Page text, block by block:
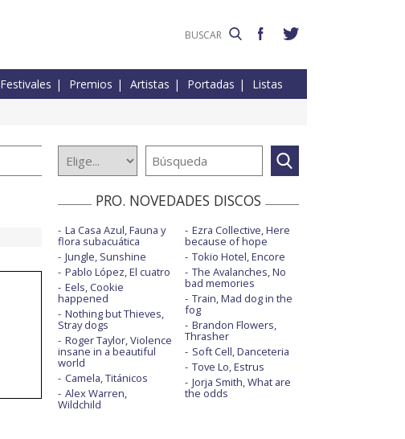
Festivales Premios Artistas Portadas Listas
PRO. NOVEDADES DISCOS
La Casa Azul, Fauna y
flora subacuática
Jungle, Sunshine
Pablo López, El cuatro
Eels, Cookie
happened
Nothing but Thieves,
Stray dogs
Roger Taylor, Violence
insane in a beautiful
world
Camela, Titánicos
Alex Warren,
Wildchild
Ezra Collective, Here
because of hope
Tokio Hotel, Encore
The Avalanches, No
bad memories
Train, Mad dog in the
fog
Brandon Flowers,
Thrasher
Soft Cell, Danceteria
Tove Lo, Estrus
Jorja Smith, What are
the odds